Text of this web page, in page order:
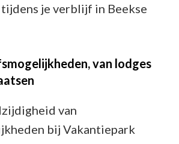
je verblijf in Beekse
van lodges
van
bij Vakantiepark